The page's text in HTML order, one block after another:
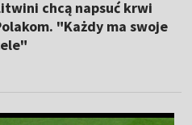
chcą napsuć krwi
"Każdy ma swoje